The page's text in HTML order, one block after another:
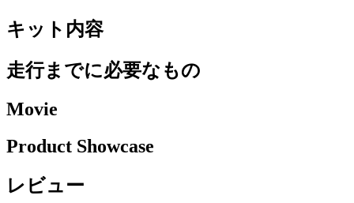
キット内容
走行までに必要なもの
Movie
Product Showcase
レビュー